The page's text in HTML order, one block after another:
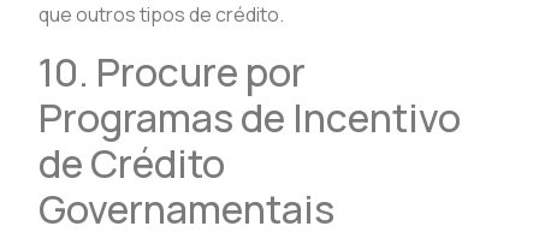
que outros tipos de crédito.
10. Procure por
Programas de Incentivo
de Crédito
Governamentais